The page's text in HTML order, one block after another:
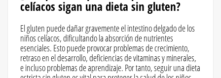
celíacos sigan una dieta sin gluten?
El gluten puede dañar gravemente el intestino delgado de los
niños celíacos, dificultando la absorción de nutrientes
esenciales. Esto puede provocar problemas de crecimiento,
retraso en el desarrollo, deficiencias de vitaminas y minerales,
e incluso problemas de aprendizaje. Por tanto, seguir una dieta